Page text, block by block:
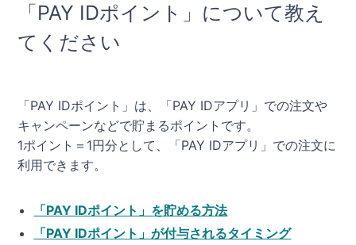
「PAY IDポイント」について教え
てください
「PAY IDポイント」は、「PAY IDアプリ」での注文や
キャンペーンなどで貯まるポイントです。
1ポイント＝1円分として、「PAY IDアプリ」での注文に
利用できます。
「PAY IDポイント」を貯める方法
「PAY IDポイント」が付与されるタイミング